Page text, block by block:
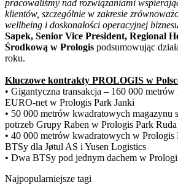
pracowaliśmy nad rozwiązaniami
klientów, szczególnie w zakresie
wellbeing i doskonałości operacyjnej
Sapek, Senior Vice President, Regional
Środkową w Prologis podsumowując
roku.
Kluczowe kontrakty PROLOGIS w
• Gigantyczna transakcja – 160 000
EURO-net w Prologis Park Janki
• 50 000 metrów kwadratowych magazynu
potrzeb Grupy Raben w Prologis Park Ruda
• 40 000 metrów kwadratowych w Prologis
BTSy dla Jøtul AS i Yusen Logistics
• Dwa BTSy pod jednym dachem w
Najpopularniejsze tagi